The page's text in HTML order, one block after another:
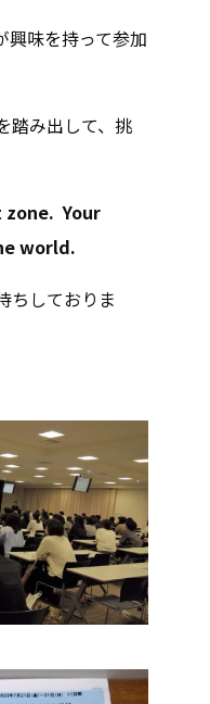
興味を持って参加
踏み出して、挑
Your
world.
ちしておりま